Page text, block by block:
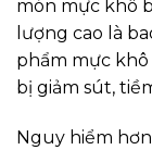
món mực khô
lượng cao là
phẩm mực
bị giảm sút,
Nguy hiểm